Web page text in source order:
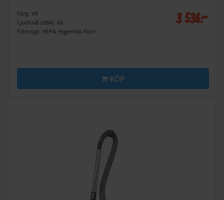
Färg: Vit
Ljudnivå (dBA): 66
Filtertyp: HEPA Hygienisk filter
3 536:-
KÖP